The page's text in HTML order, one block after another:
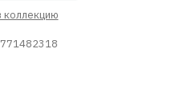
коллекцию